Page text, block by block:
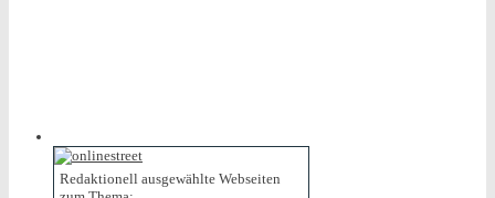
Redaktionell ausgewählte Webseiten